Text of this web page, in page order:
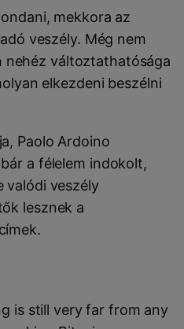
mekkora az
veszély. Még nem
nehéz változtathatósága
elkezdeni beszélni
Paolo Ardoino
a félelem indokolt,
valódi veszély
lesznek a
is still very far from any